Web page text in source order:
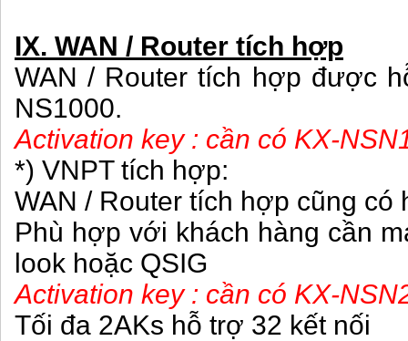
IX. WAN / Router tích hợp
WAN / Router tích hợp được
NS1000.
Activation key : cần có KX-
*) VNPT tích hợp:
WAN / Router tích hợp cũng có
Phù hợp với khách hàng cần
look hoặc QSIG
Activation key : cần có KX-
Tối đa 2AKs hỗ trợ 32 kết nối